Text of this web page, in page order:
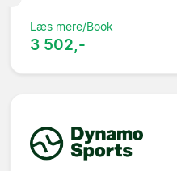
Læs mere/Book
3 502,-